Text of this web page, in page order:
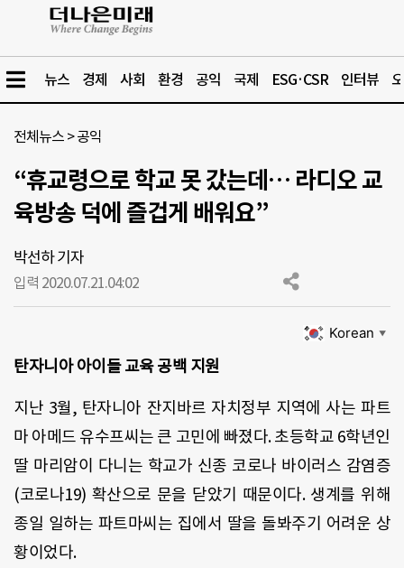
뉴스 경제 사회 환경 공익 국제 ESG·CSR 인터뷰
전체뉴스 >공익
“휴교령으로 학교 못 갔는데… 라디오 교
육방송 덕에 즐겁게 배워요”
박선하 기자
입력 2020.07.21.04:02
Korean ▼
탄자니아 아이들 교육 공백 지원
지난 3월, 탄자니아 잔지바르 자치정부 지역에 사는 파트
마 아메드 유수프씨는 큰 고민에 빠졌다. 초등학교 6학년인
딸 마리암이 다니는 학교가 신종 코로나 바이러스 감염증
(코로나19) 확산으로 문을 닫았기 때문이다. 생계를 위해
종일 일하는 파트마씨는 집에서 딸을 돌봐주기 어려운 상
황이었다.